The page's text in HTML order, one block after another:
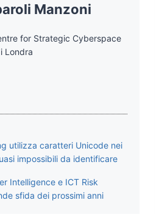
Manzoni
for Strategic Cyberspace
Londra
utilizza caratteri Unicode nei
impossibili da identificare
Intelligence e ICT Risk
sfida dei prossimi anni